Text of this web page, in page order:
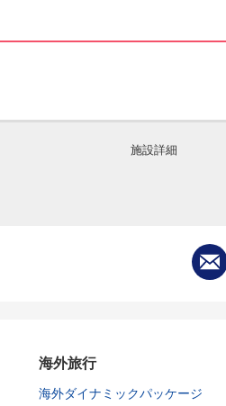
施設詳細
海外旅行
海外ダイナミックパッケージ